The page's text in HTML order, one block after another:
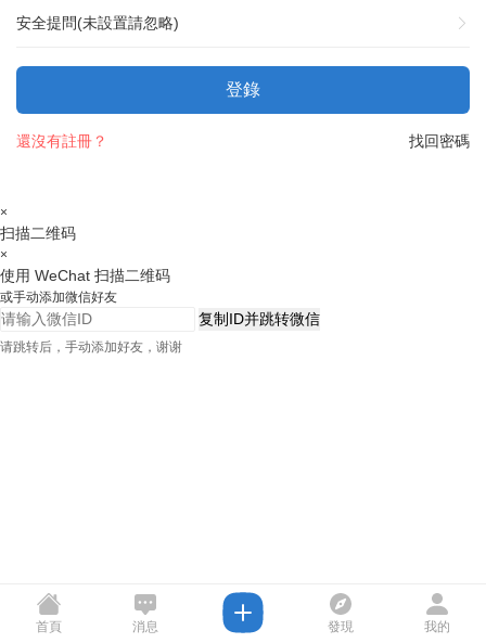
安全提問(未設置請忽略)
登錄
找回密碼
還沒有註冊？
×
扫描二维码
×
使用 WeChat 扫描二维码
或手动添加微信好友
复制ID并跳转微信
请跳转后，手动添加好友，谢谢
首頁 消息 發現 我的